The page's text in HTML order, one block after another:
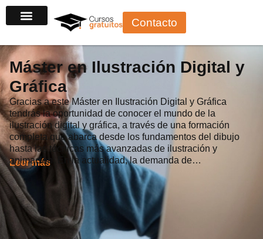
al
Contacto
Máster en Ilustración Digital y
Gráfica
Gracias a este Máster en Ilustración Digital y Gráfica
tendrás la oportunidad de conocer el mundo de la
ilustración digital y gráfica, a través de una formación
completa que abarca desde los fundamentos del dibujo
hasta las técnicas más avanzadas de ilustración y
animación. En la actualidad, la demanda de…
Leer más